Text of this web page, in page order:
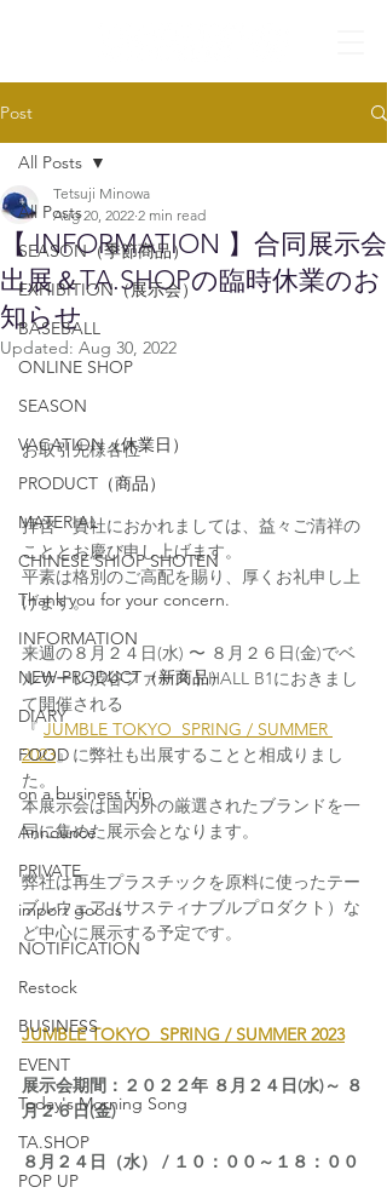
Post
All Posts
SEASON（季節商品）
EXHIBITION（展示会）
BASEBALL
ONLINE SHOP
SEASON
VACATION（休業日）
PRODUCT（商品）
MATERIAL
CHINESE SHIOP SHOTEN
Thank you for your concern.
INFORMATION
NEW PRODUCT（新商品）
DIARY
FOOD
on a business trip
Announce
PRIVATE
import goods
NOTIFICATION
Restock
BUSINESS
EVENT
Today's Morning Song
TA.SHOP
POP UP
All Posts
【 INFORMATION 】合同展示会
出展＆TA.SHOPの臨時休業のお
知らせ
Tetsuji Minowa
Aug 20, 2022 2 min read
Updated: Aug 30, 2022
お取引先様各位
拝啓　貴社におかれましては、益々ご清祥の
こととお慶び申し上げます。
平素は格別のご高配を賜り、厚くお礼申し上
げます。
来週の８月２４日(水) 〜 ８月２６日(金)でベ
ルサーレ渋谷ファーストHALL B1におきまし
て開催される
『 JUMBLE TOKYO  SPRING / SUMMER
2023』に弊社も出展することと相成りまし
た。
本展示会は国内外の厳選されたブランドを一
同に集めた展示会となります。
弊社は再生プラスチックを原料に使ったテー
ブルウェア（サスティナブルプロダクト）な
ど中心に展示する予定です。
JUMBLE TOKYO  SPRING / SUMMER 2023
展示会期間：２０２２年 ８月２４日(水)～ ８
月２６日(金)
８月２４日（水） / １０：００～１８：００